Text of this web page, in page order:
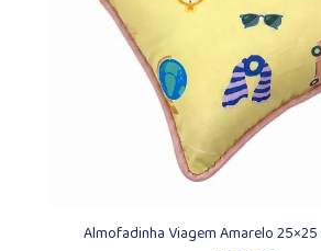
Almofadinha Viagem Amarelo